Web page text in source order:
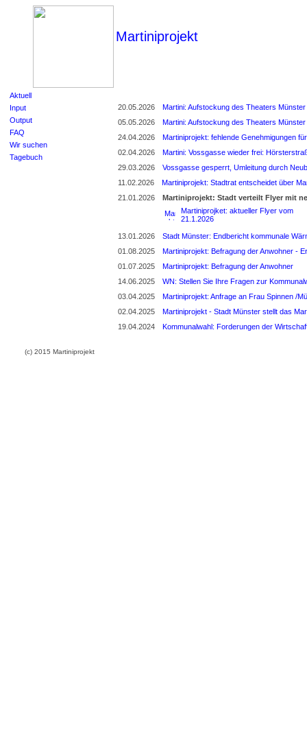
Martiniprojekt
Aktuell
Input
Output
FAQ
Wir suchen
Tagebuch
20.05.2026
Martini: Aufstockung des Theaters
05.05.2026
Martini: Aufstockung des Theaters
24.04.2026
Martiniprojekt: fehlende Genehmigungen
02.04.2026
Martini: Vossgasse wieder frei:
29.03.2026
Vossgasse gesperrt, Umleitung durch
11.02.2026
Martiniprojekt: Stadtrat entscheidet über
21.01.2026
Martiniprojekt: Stadt verteilt Flyer mit
Martiniprojket: aktueller Flyer vom
21.1.2026
13.01.2026
Stadt Münster: Endbericht kommunale
01.08.2025
Martiniprojekt: Befragung der Anwohner -
01.07.2025
Martiniprojekt: Befragung der Anwohner
14.06.2025
WN: Stellen Sie Ihre Fragen zur
03.04.2025
Martiniprojekt: Anfrage an Frau Spinnen /
02.04.2025
Martiniprojekt - Stadt Münster stellt das
19.04.2024
Kommunalwahl: Forderungen der
(c) 2015 Martiniprojekt